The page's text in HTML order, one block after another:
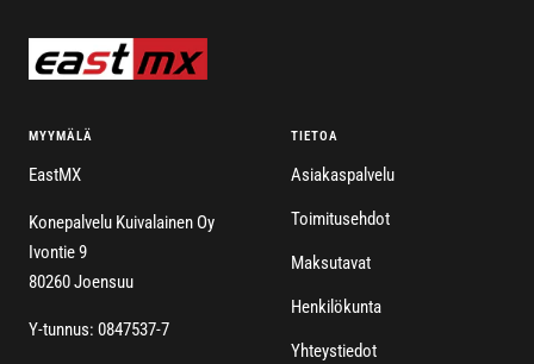
MYYMÄLÄ
EastMX
Konepalvelu Kuivalainen Oy
Ivontie 9
80260 Joensuu
Y-tunnus: 0847537-7
TIETOA
Asiakaspalvelu
Toimitusehdot
Maksutavat
Henkilökunta
Yhteystiedot